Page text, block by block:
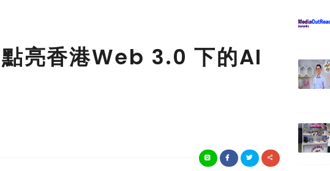
亮香港Web 3.0 下的AI